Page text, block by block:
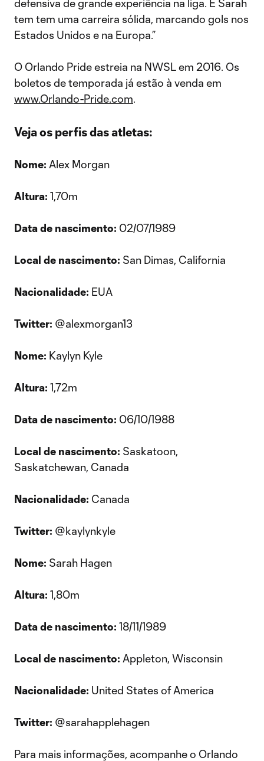
defensiva de grande experiência na liga. E Sarah
tem tem uma carreira sólida, marcando gols nos
Estados Unidos e na Europa.”
O Orlando Pride estreia na NWSL em 2016. Os
boletos de temporada já estão à venda em
www.Orlando-Pride.com.
Veja os perfis das atletas:
Nome: Alex Morgan
Altura: 1,70m
Data de nascimento: 02/07/1989
Local de nascimento: San Dimas, California
Nacionalidade: EUA
Twitter: @alexmorgan13
Nome: Kaylyn Kyle
Altura: 1,72m
Data de nascimento: 06/10/1988
Local de nascimento: Saskatoon,
Saskatchewan, Canada
Nacionalidade: Canada
Twitter: @kaylynkyle
Nome: Sarah Hagen
Altura: 1,80m
Data de nascimento: 18/11/1989
Local de nascimento: Appleton, Wisconsin
Nacionalidade: United States of America
Twitter: @sarahapplehagen
Para mais informações, acompanhe o Orlando